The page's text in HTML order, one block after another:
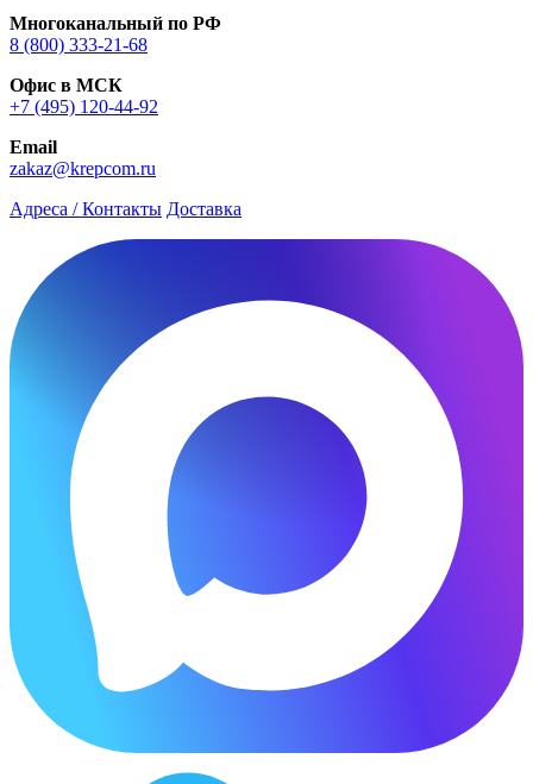
Многоканальный по РФ
8 (800) 333‑21-68
Офис в МСК
+7 (495) 120-44-92
Email
zakaz@krepcom.ru
Адреса / Контакты Доставка